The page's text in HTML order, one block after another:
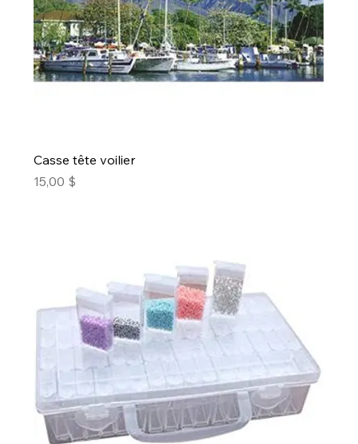
Casse tête voilier
Prix
15,00 $